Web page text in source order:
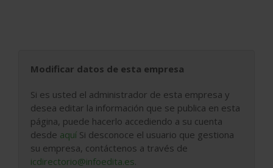
Modificar datos de esta empresa
Si es usted el administrador de esta empresa y
desea editar la información que se publica en esta
página, puede hacerlo accediendo a su cuenta
desde aquí Si desconoce el usuario que gestiona
su empresa, contáctenos a través de
icdirectorio@infoedita.es.